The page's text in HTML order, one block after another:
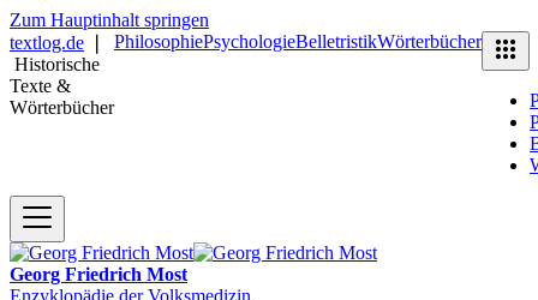
Zum Hauptinhalt springen
textlog.de
Historische
Texte &
Wörterbücher
PhilosophiePsychologieBelletristikWörterbücher
Georg Friedrich Most
Enzyklopädie der Volksmedizin